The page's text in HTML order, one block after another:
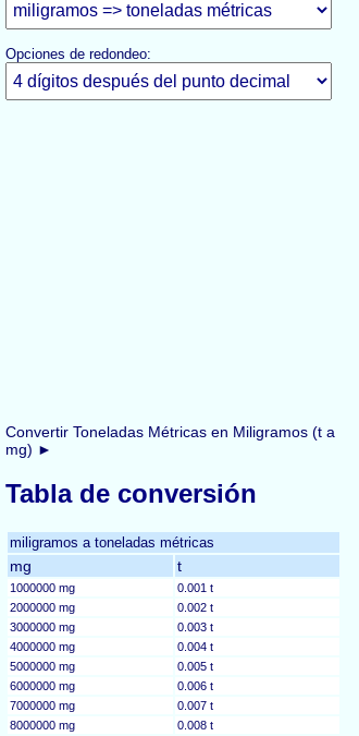
Opciones de redondeo:
Convertir Toneladas Métricas en Miligramos (t a
mg) ►
Tabla de conversión
miligramos a toneladas métricas
mg t
1000000 mg
0.001 t
2000000 mg
0.002 t
3000000 mg
0.003 t
4000000 mg
0.004 t
5000000 mg
0.005 t
6000000 mg
0.006 t
7000000 mg
0.007 t
8000000 mg
0.008 t